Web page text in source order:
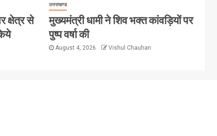
क्षेत्र से
उत्तराखण्ड
मुख्यमंत्री धामी ने शिव भक्त कांवड़ियों पर
पुष्प वर्षा की
August 4, 2026 Vishul Chauhan